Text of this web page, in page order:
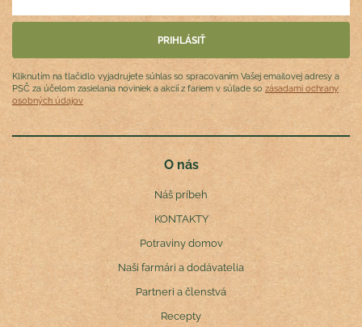
Kliknutím na tlačidlo vyjadrujete súhlas so spracovaním Vašej emailovej adresy a
PSČ za účelom zasielania noviniek a akcií z fariem v súlade so zásadami ochrany
osobných údajov
O nás
Náš príbeh
KONTAKTY
Potraviny domov
Naši farmári a dodávatelia
Partneri a členstvá
Recepty